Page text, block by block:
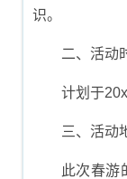
识。
二、活动
计划于
三、活动
此次春游